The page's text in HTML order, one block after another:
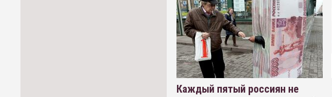
Каждый пятый россиян не